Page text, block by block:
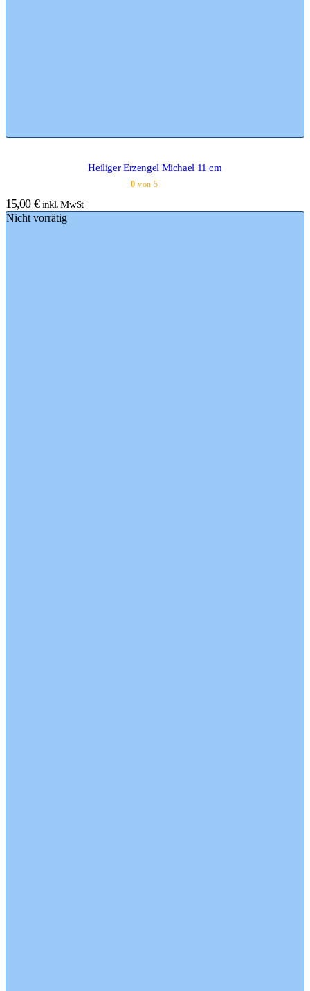
Heiliger Erzengel Michael 11 cm
0 von 5
15,00 € inkl. MwSt
Nicht vorrätig